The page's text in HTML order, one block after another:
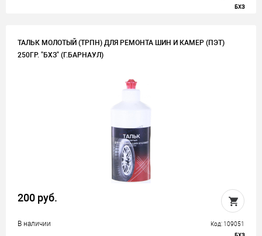
БХЗ
ТАЛЬК МОЛОТЫЙ (ТРПН) ДЛЯ РЕМОНТА ШИН И КАМЕР (ПЭТ)
250ГР. "БХЗ" (Г.БАРНАУЛ)
200 руб.
В наличии Код: 109051